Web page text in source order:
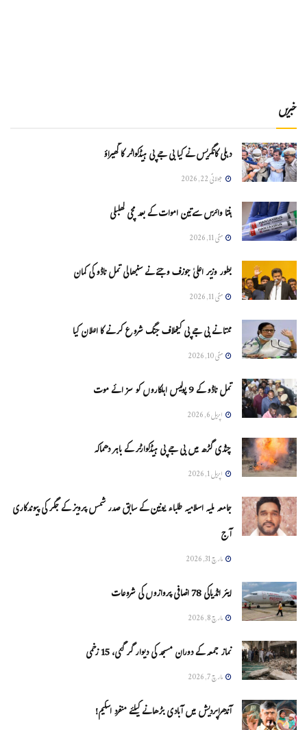
خبریں
دہلی کانگریس نے کیا بی جے پی ہیڈکواٹر کا گھیراؤ
جولائی 22, 2026
ہنتا وائرس سےتین اموات کے بعد مچی کھلبلی
مئی 11, 2026
بطور وزیر اعلیٰ جوزف وجئے نے سنبھالی تمل ناڈو کی کمان
مئی 11, 2026
ممتا نے بی جے پی کیخلاف جنگ شروع کرنے کا اعلان کیا
مئی 10, 2026
تمل ناڈو کے 9 پولیس اہلکاروں کو سزائے موت
اپریل 6, 2026
چنڈی گڑھ میں بی جے پی ہیڈکوارٹر کے باہر دھماکہ
اپریل 1, 2026
جامعہ ملیہ اسلامیہ طلباء یونین کے سابق صدر شمس پرویز کے جگر کی پیوندکاری
آج
مارچ 31, 2026
ایئر انڈیاکی 78 اضافی پروازوں کی شروعات
مارچ 8, 2026
نماز جمعہ کے دوران مسجد کی دیوار گر گئی، 15 زخمی
مارچ 7, 2026
آندھراپردیش میں آبادی بڑھانے کیلئے منفرد اسکیم!